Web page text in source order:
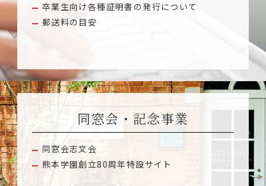
卒業生向け各種証明書の発行について
郵送料の目安
同窓会・記念事業
同窓会志文会
熊本学園創立80周年特設サイト